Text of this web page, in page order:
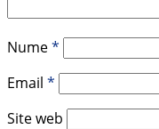
Nume*
Email *
Site web